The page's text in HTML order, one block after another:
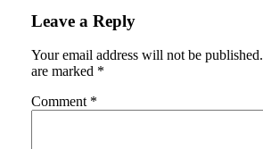
Leave a Reply
Your email address will not be published.
are marked *
Comment *